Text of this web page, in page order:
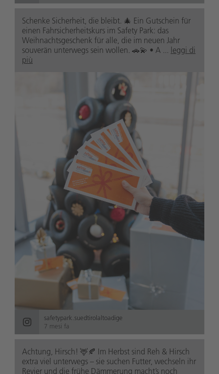
Schenke Sicherheit, die bleibt. 🎄 Ein Gutschein für
einen Fahrsicherheitskurs im Safety Park: das
Weihnachtsgeschenk für alle, die im neuen Jahr
souverän unterwegs sein wollen. 🚗💫 • A ... leggi di
più
safetypark.suedtirolaltoadige
7 mesi fa
Achtung, Hirsch! 🦌🍂 Im Herbst sind Reh & Hirsch
extra viel unterwegs – sie suchen Futter, wechseln ihr
Revier und die frühe Dämmerung macht’s noch